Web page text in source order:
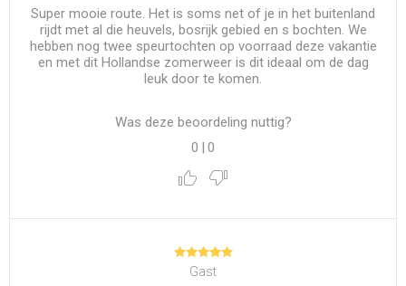
Super mooie route. Het is soms net of je in het buitenland
rijdt met al die heuvels, bosrijk gebied en s bochten. We
hebben nog twee speurtochten op voorraad deze vakantie
en met dit Hollandse zomerweer is dit ideaal om de dag
leuk door te komen.
Was deze beoordeling nuttig?
0
0
Gast